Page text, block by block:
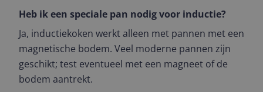
Heb ik een speciale pan nodig voor inductie?
Ja, inductiekoken werkt alleen met pannen met een
magnetische bodem. Veel moderne pannen zijn
geschikt; test eventueel met een magneet of de
bodem aantrekt.